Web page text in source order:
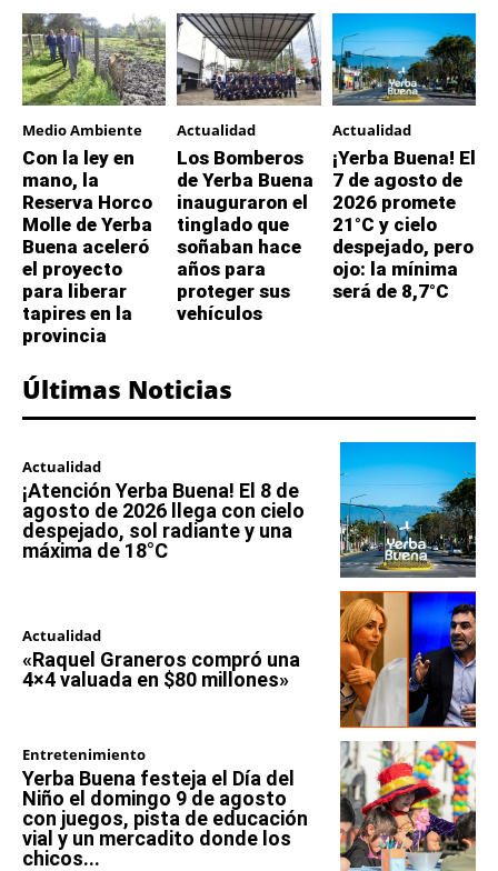
Medio Ambiente
Con la ley en
mano, la
Reserva Horco
Molle de Yerba
Buena aceleró
el proyecto
para liberar
tapires en la
provincia
Actualidad
Los Bomberos
de Yerba Buena
inauguraron el
tinglado que
soñaban hace
años para
proteger sus
vehículos
Actualidad
¡Yerba Buena! El
7 de agosto de
2026 promete
21°C y cielo
despejado, pero
ojo: la mínima
será de 8,7°C
Últimas Noticias
Actualidad
¡Atención Yerba Buena! El 8 de
agosto de 2026 llega con cielo
despejado, sol radiante y una
máxima de 18°C
Actualidad
«Raquel Graneros compró una
4×4 valuada en $80 millones»
Entretenimiento
Yerba Buena festeja el Día del
Niño el domingo 9 de agosto
con juegos, pista de educación
vial y un mercadito donde los
chicos...